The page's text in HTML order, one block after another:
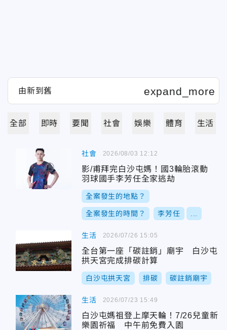
全部 即時 要聞 社會 娛樂 體育 生活
社會
影/甫拜完白沙屯媽！國3輪胎滾動
羽球國手李芳任全家逃劫
全案發生的地點？
全案發生的時間？ 李芳任
2026/08/03 12:12
生活
全台第一座「碳註銷」廟宇 白沙屯
拱天宮完成排碳計算
白沙屯拱天宮 排碳 碳註銷廟宇
2026/07/26 15:05
生活
白沙屯媽祖登上摩天輪！7/26兒童新
樂園祈福 中午前免費入園
2026/07/23 15:49